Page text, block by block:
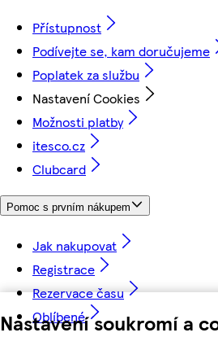
Nastavení soukromí a
Přístupnost
Podívejte se, kam doručujeme
Poplatek za službu
Nastavení Cookies
Možnosti platby
itesco.cz
Clubcard
Pomoc s prvním nákupem
Jak nakupovat
Registrace
Rezervace času
Oblíbené